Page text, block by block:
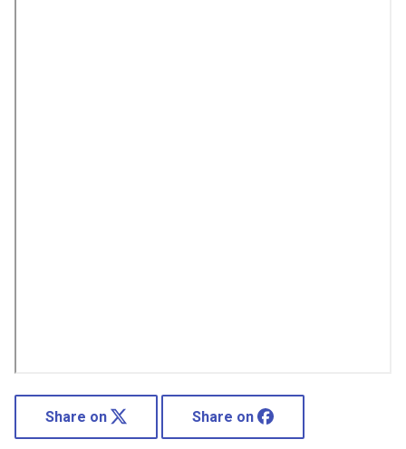
Share on Share on